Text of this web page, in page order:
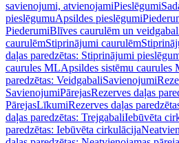
savienojumi, atvienojamiPieslēgumi
pieslēgumuApsildes pieslēgumi
PiederumiBlīves caurulēm un
caurulēmStiprinājumi caurulēm
daļas paredzētas: Stiprinājumi
caurules MLApsildes sistēmu caurules
paredzētas: VeidgabaliSavienojumi
SavienojumiPārejasRezerves daļas
PārejasLīkumiRezerves daļas
daļas paredzētas: TrejgabaliIebūvēta
paredzētas: Iebūvēta cirkulācija